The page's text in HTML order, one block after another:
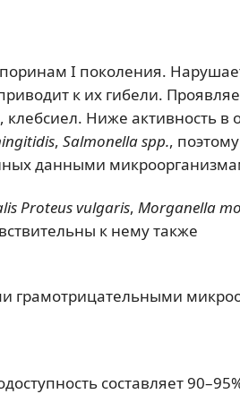
I поколения.
к их гибели.
Ниже активность в
, Salmonella spp.,
данными
Proteus vulgaris, Morganella
к нему также
грамотрицательными
составляет